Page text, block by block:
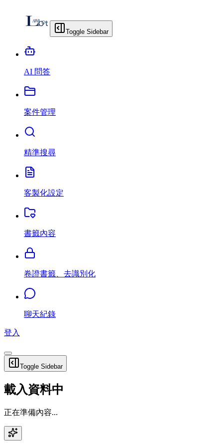
Toggle Sidebar
AI 問答
案件管理
精準搜尋
客製化設定
書籤內容
卷證書籤、去識別化
聊天紀錄
登入
Toggle Sidebar
載入資料中
正在準備內容...